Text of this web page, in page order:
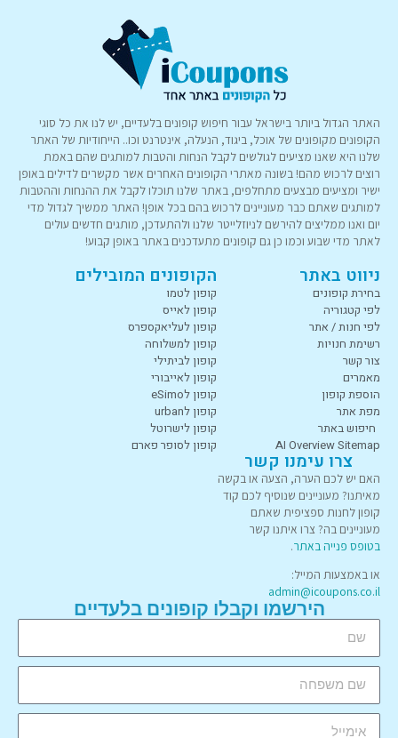
האתר הגדול ביותר בישראל עבור חיפוש קופונים בלעדיים, יש לנו את כל סוגי
הקופונים מקופונים של אוכל, ביגוד, הנעלה, אינטרנט וכו.. הייחודיות של האתר
שלנו היא שאנו מציעים לגולשים לקבל הנחות והטבות למותגים שהם באמת
רוצים לרכוש מהם! בשונה מאתרי הקופונים האחרים אשר מקשרים לדילים באופן
ישיר ומציעים מבצעים מתחלפים, באתר שלנו תוכלו לקבל את ההנחות וההטבות
למותגים שאתם כבר מעוניינים לרכוש בהם בכל אופן! האתר ממשיך לגדול מדי
יום ואנו ממליצים להירשם לניוזלייטר שלנו ולהתעדכן, מותגים חדשים עולים
לאתר מדי שבוע וכמו כן גם קופונים מתעדכנים באתר באופן קבוע!
ניווט באתר
בחירת קופונים
לפי קטגוריה
לפי חנות / אתר
רשימת חנויות
צור קשר
מאמרים
הוספת קופון
מפת אתר
חיפוש באתר
AI Overview Sitemap
הקופונים המובילים
קופון לטמו
קופון לאייס
קופון לעליאקספרס
קופון למשלוחה
קופון לביתילי
קופון לאייבורי
קופון לeSimo
קופון לurban
קופון לישרוטל
קופון לסופר פארם
צרו עימנו קשר
האם יש לכם הערה, הצעה או בקשה
מאיתנו? מעוניינים שנוסיף לכם קוד
קופון לחנות ספציפית שאתם
מעוניינים בה? צרו איתנו קשר
בטופס פנייה באתר.
או באמצעות המייל:
admin@icoupons.co.il
הירשמו וקבלו קופונים בלעדיים